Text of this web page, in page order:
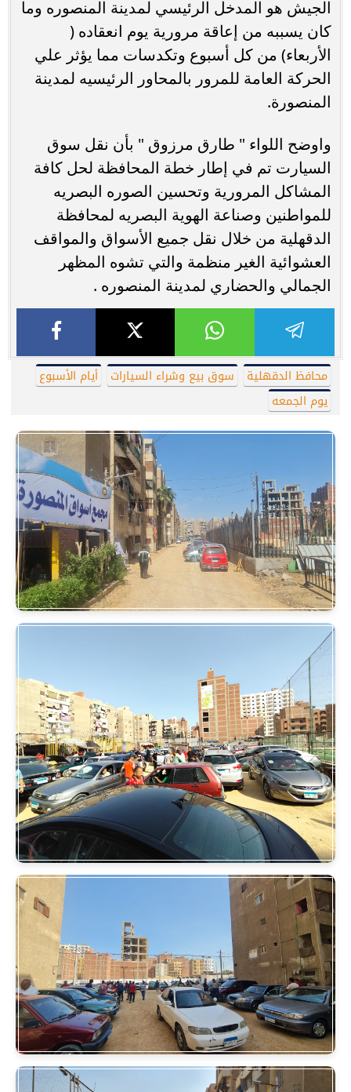
الجيش هو المدخل الرئيسي لمدينة المنصوره وما
كان يسببه من إعاقة مرورية يوم انعقاده (
الأربعاء) من كل أسبوع وتكدسات مما يؤثر علي
الحركة العامة للمرور بالمحاور الرئيسيه لمدينة
المنصورة.
واوضح اللواء " طارق مرزوق " بأن نقل سوق
السيارت تم في إطار خطة المحافظة لحل كافة
المشاكل المرورية وتحسين الصوره البصريه
للمواطنين وصناعة الهوية البصريه لمحافظة
الدقهلية من خلال نقل جميع الأسواق والمواقف
العشوائية الغير منظمة والتي تشوه المظهر
الجمالي والحضاري لمدينة المنصوره .
محافظ الدقهلية سوق بيع وشراء السيارات
أيام الأسبوع
يوم الجمعه